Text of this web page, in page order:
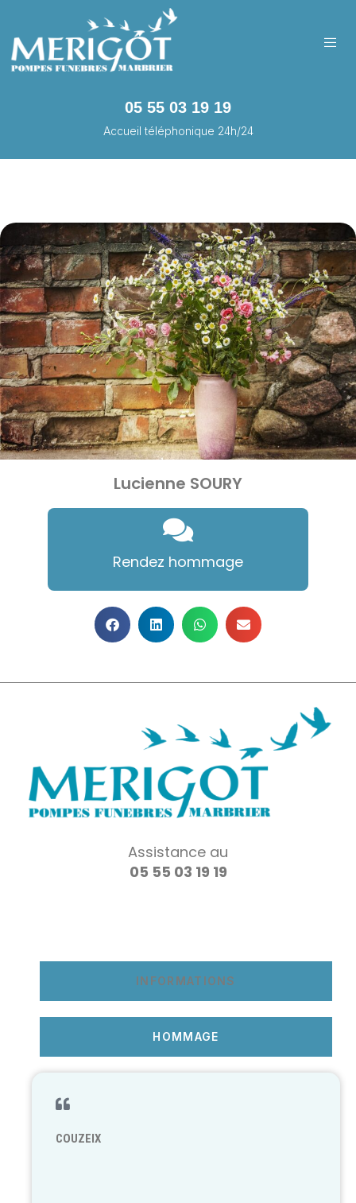
05 55 03 19 19
Accueil téléphonique 24h/24
Lucienne SOURY
Rendez hommage
Assistance au
05 55 03 19 19
INFORMATIONS
HOMMAGE
COUZEIX